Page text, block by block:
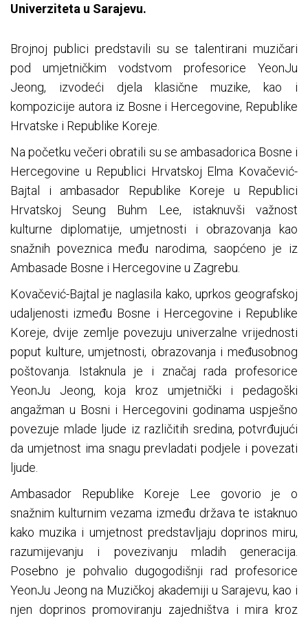
Univerziteta u Sarajevu.
Brojnoj publici predstavili su se talentirani muzičari
pod umjetničkim vodstvom profesorice YeonJu
Jeong, izvodeći djela klasične muzike, kao i
kompozicije autora iz Bosne i Hercegovine, Republike
Hrvatske i Republike Koreje.
Na početku večeri obratili su se ambasadorica Bosne i
Hercegovine u Republici Hrvatskoj Elma Kovačević-
Bajtal i ambasador Republike Koreje u Republici
Hrvatskoj Seung Buhm Lee, istaknuvši važnost
kulturne diplomatije, umjetnosti i obrazovanja kao
snažnih poveznica među narodima, saopćeno je iz
Ambasade Bosne i Hercegovine u Zagrebu.
Kovačević-Bajtal je naglasila kako, uprkos geografskoj
udaljenosti između Bosne i Hercegovine i Republike
Koreje, dvije zemlje povezuju univerzalne vrijednosti
poput kulture, umjetnosti, obrazovanja i međusobnog
poštovanja. Istaknula je i značaj rada profesorice
YeonJu Jeong, koja kroz umjetnički i pedagoški
angažman u Bosni i Hercegovini godinama uspješno
povezuje mlade ljude iz različitih sredina, potvrđujući
da umjetnost ima snagu prevladati podjele i povezati
ljude.
Ambasador Republike Koreje Lee govorio je o
snažnim kulturnim vezama između država te istaknuo
kako muzika i umjetnost predstavljaju doprinos miru,
razumijevanju i povezivanju mladih generacija.
Posebno je pohvalio dugogodišnji rad profesorice
YeonJu Jeong na Muzičkoj akademiji u Sarajevu, kao i
njen doprinos promoviranju zajedništva i mira kroz